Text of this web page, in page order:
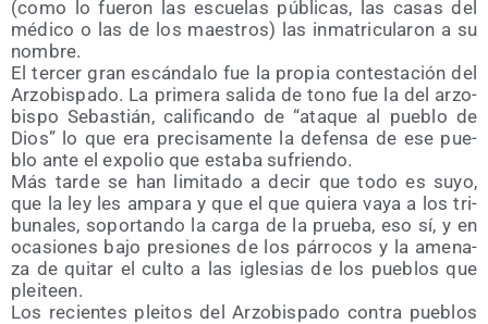
(como lo fue­ron las escue­las públi­cas, las casas del
médi­co o las de los maes­tros) las inma­tri­cu­la­ron a su
nombre.
El ter­cer gran escán­da­lo fue la pro­pia con­tes­ta­ción del
Arzo­bis­pa­do. La pri­me­ra sali­da de tono fue la del arzo­
bis­po Sebas­tián, cali­fi­can­do de “ata­que al pue­blo de
Dios” lo que era pre­ci­sa­men­te la defen­sa de ese pue­
blo ante el expo­lio que esta­ba sufriendo.
Más tar­de se han limi­ta­do a decir que todo es suyo,
que la ley les ampa­ra y que el que quie­ra vaya a los tri­
bu­na­les, sopor­tan­do la car­ga de la prue­ba, eso sí, y en
oca­sio­nes bajo pre­sio­nes de los párro­cos y la ame­na­
za de qui­tar el cul­to a las igle­sias de los pue­blos que
pleiteen.
Los recien­tes plei­tos del Arzo­bis­pa­do con­tra pue­blos